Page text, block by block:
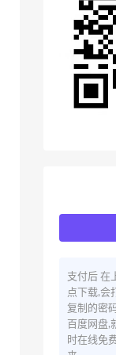
支付后 在
点下载,会
复制的密
百度网盘,
时在线免